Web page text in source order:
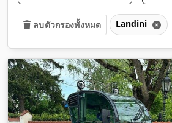
ลบตัวกรองทั้งหมด Landini